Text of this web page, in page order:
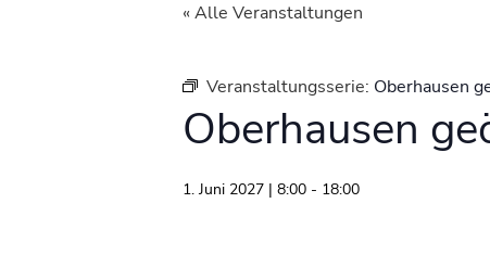
« Alle Veranstaltungen
Veranstaltungsserie: Oberhausen
Oberhausen
1. Juni 2027 | 8:00 - 18:00